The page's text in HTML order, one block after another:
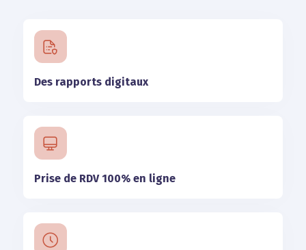
Des rapports digitaux
Prise de RDV 100% en ligne